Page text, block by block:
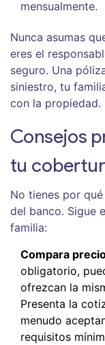
mensualmente.
Nunca asumas
eres el
seguro. Una
siniestro, tu
con la propiedad.
Consejos
tu
No tienes por
del banco. Sigue
familia:
Compara
obligatorio,
ofrezcan la
Presenta la
menudo
requisitos